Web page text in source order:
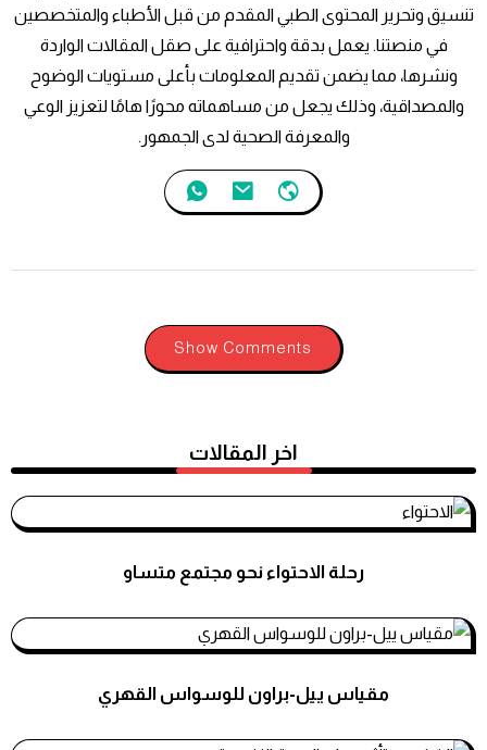
تنسيق وتحرير المحتوى الطبي المقدم من قبل الأطباء والمتخصصين
في منصتنا. يعمل بدقة واحترافية على صقل المقالات الواردة
ونشرها، مما يضمن تقديم المعلومات بأعلى مستويات الوضوح
والمصداقية، وذلك يجعل من مساهماته محورًا هامًا لتعزيز الوعي
والمعرفة الصحية لدى الجمهور.
Show Comments
اخر المقالات
استشارات نفسية
رحلة الاحتواء نحو مجتمع متساو
مقياس ييل-براون للوسواس القهري